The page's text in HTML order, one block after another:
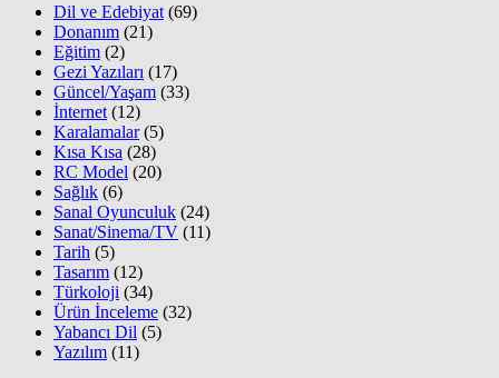
Dil ve Edebiyat (69)
Donanım (21)
Eğitim (2)
Gezi Yazıları (17)
Güncel/Yaşam (33)
İnternet (12)
Karalamalar(5)
Kısa Kısa (28)
RC Model (20)
Sağlık (6)
Sanal Oyunculuk (24)
Sanat/Sinema/TV (11)
Tarih (5)
Tasarım (12)
Türkoloji (34)
Ürün İnceleme (32)
Yabancı Dil (5)
Yazılım (11)